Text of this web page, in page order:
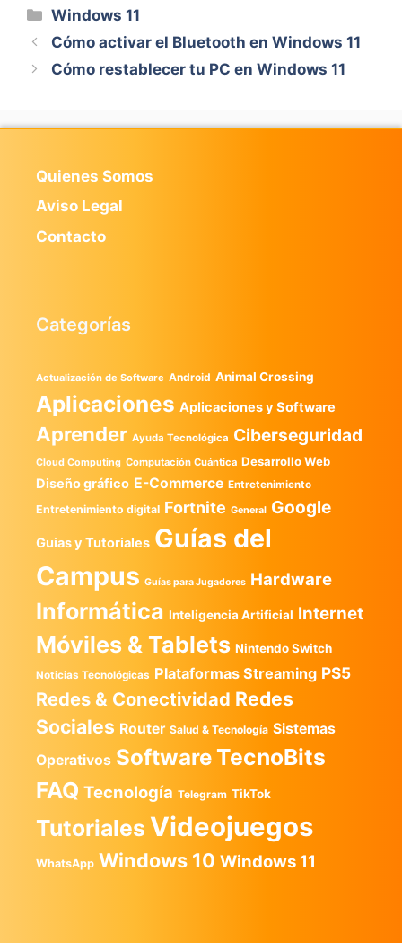
Categorías
Windows 11
Cómo activar el Bluetooth en Windows 11
Cómo restablecer tu PC en Windows 11
Quienes Somos
Aviso Legal
Contacto
Categorías
Actualización de Software Android Animal Crossing
Aplicaciones Aplicaciones y Software
Aprender Ayuda Tecnológica Ciberseguridad
Cloud Computing Computación Cuántica Desarrollo Web
Diseño gráfico E-Commerce Entretenimiento
Entretenimiento digital Fortnite General Google
Guias y Tutoriales Guías del
Campus Guías para Jugadores Hardware
Informática Inteligencia Artificial Internet
Móviles & Tablets Nintendo Switch
Noticias Tecnológicas Plataformas Streaming PS5
Redes & Conectividad Redes
Sociales Router Salud & Tecnología Sistemas
Operativos SoftwareTecnoBits
FAQ Tecnología Telegram TikTok
Tutoriales Videojuegos
WhatsApp Windows 10 Windows 11